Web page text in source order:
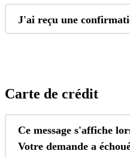
J'ai reçu une
Carte de crédit
Ce message s'affiche
Votre demande a échou